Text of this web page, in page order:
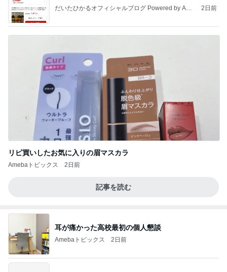
だいたひかるオフィシャルブログ Powered by Ame
2日前
リピ買いしたお気に入りの眉マスカラ
Amebaトピックス 2日前
記事を読む
耳が痛かった高校最初の個人懇談
Amebaトピックス 2日前